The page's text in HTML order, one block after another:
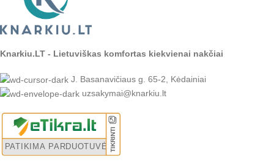
Knarkiu.LT - Lietuviškas komfortas kiekvienai nakčiai
J. Basanavičiaus g. 65-2, Kėdainiai
uzsakymai@knarkiu.lt